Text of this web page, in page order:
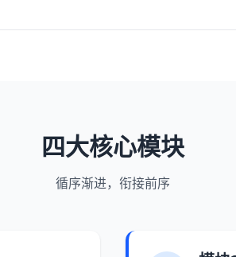
四大核心模块
循序渐进，衔接前序